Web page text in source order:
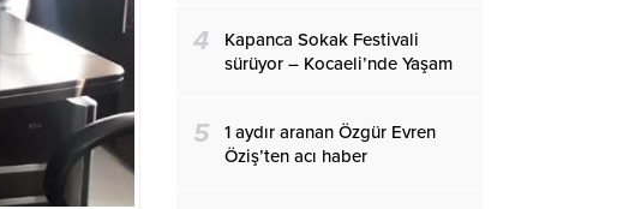
4
Kapanca Sokak Festivali
sürüyor – Kocaeli’nde Yaşam
5
1 aydır aranan Özgür Evren
Öziş’ten acı haber